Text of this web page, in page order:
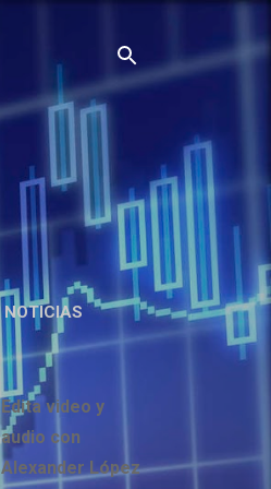
NOTICIAS
Edita video y
audio con
Alexander López